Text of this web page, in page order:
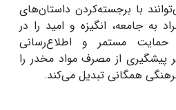
با برجسته‌کردن داستان‌های
به جامعه، انگیزه و امید را در
حمایت مستمر و اطلاع‌رسانی
پیشگیری از مصرف مواد مخدر را
همگانی تبدیل می‌کند.